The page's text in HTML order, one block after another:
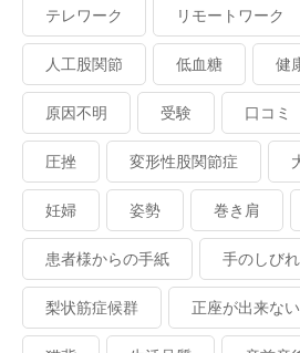
テレワーク リモートワーク
人工股関節 低血糖 健
原因不明 受験 口コミ
圧挫 変形性股関節症
妊婦 姿勢 巻き肩
患者様からの手紙 手のしびれ
梨状筋症候群 正座が出来ない